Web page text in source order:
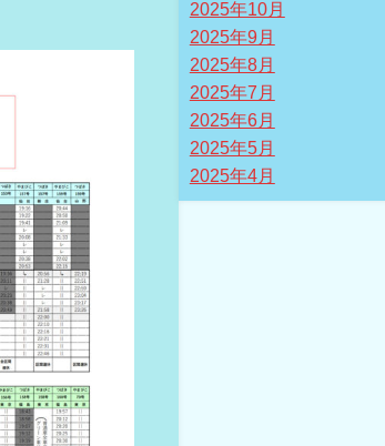
2025年10月
2025年9月
2025年8月
2025年7月
2025年6月
2025年5月
2025年4月